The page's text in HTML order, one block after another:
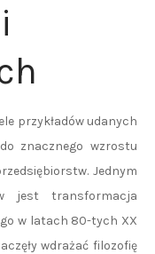
przykładów udanych
znacznego wzrostu
Jednym
jest transformacja
w latach 80-tych XX
wdrażać filozofię